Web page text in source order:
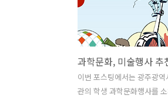
이번 포스팅에서는 광주광역
관의 학생 과학문화행사를